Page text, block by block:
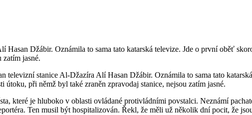
Džábir. Oznámila to sama tato katarská televize. Jde o první oběť
jasné.
televizní stanice Al-Džazíra Alí Hasan Džábir. Oznámila to sama tato
při němž byl také zraněn zpravodaj stanice, nejsou zatím jasné.
které je hluboko v oblasti ovládané protivládními povstalci. Neznámí
Ten musil být hospitalizován. Řekl, že měli už několik dní pocit, že